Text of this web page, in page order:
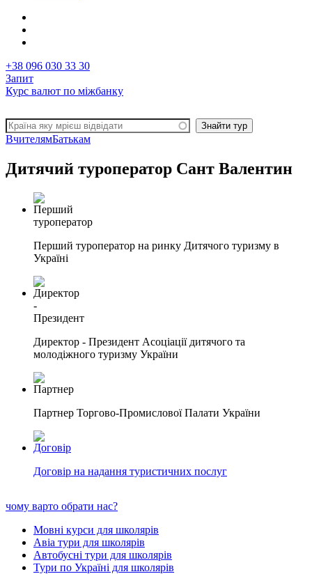
+38 096 030 33 30
Запит
Курс валют по міжбанку
ВчителямБатькам
Дитячий туроператор Сант Валентин
Перший туроператор на ринку Дитячого туризму в
Україні
Директор - Президент Асоціації дитячого та
молодіжного туризму України
Партнер Торгово-Промислової Палати України
Договір на надання туристичних послуг
чому варто обрати нас?
Мовні курси для школярів
Авіа тури для школярів
Автобусні тури для школярів
Тури по Україні для школярів